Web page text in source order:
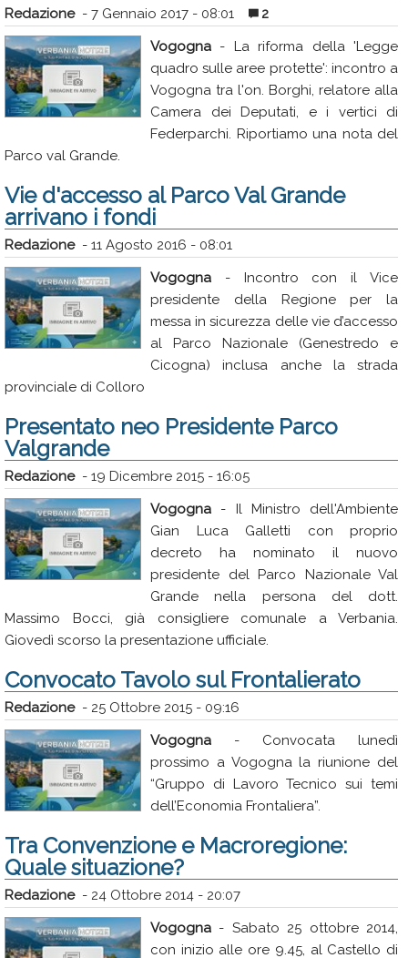
Redazione- 7 Gennaio 2017 - 08:01
2
Vogogna - La riforma della 'Legge
quadro sulle aree protette': incontro a
Vogogna tra l'on. Borghi, relatore alla
Camera dei Deputati, e i vertici di
Federparchi. Riportiamo una nota del
Parco val Grande.
Vie d'accesso al Parco Val Grande
arrivano i fondi
Redazione- 11 Agosto 2016 - 08:01
Vogogna - Incontro con il Vice
presidente della Regione per la
messa in sicurezza delle vie d’accesso
al Parco Nazionale (Genestredo e
Cicogna) inclusa anche la strada
provinciale di Colloro
Presentato neo Presidente Parco
Valgrande
Redazione- 19 Dicembre 2015 - 16:05
Vogogna - Il Ministro dell'Ambiente
Gian Luca Galletti con proprio
decreto ha nominato il nuovo
presidente del Parco Nazionale Val
Grande nella persona del dott.
Massimo Bocci, già consigliere comunale a Verbania.
Giovedì scorso la presentazione ufficiale.
Convocato Tavolo sul Frontalierato
Redazione- 25 Ottobre 2015 - 09:16
Vogogna - Convocata lunedì
prossimo a Vogogna la riunione del
“Gruppo di Lavoro Tecnico sui temi
dell’Economia Frontaliera”.
Tra Convenzione e Macroregione:
Quale situazione?
Redazione- 24 Ottobre 2014 - 20:07
Vogogna - Sabato 25 ottobre 2014,
con inizio alle ore 9.45, al Castello di